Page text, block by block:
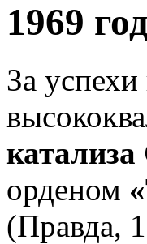
1969
За успехи
орденом
(Правда,